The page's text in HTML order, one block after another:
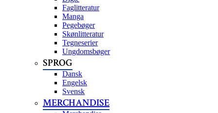
Faglitteratur
Manga
Pegebøger
Skønlitteratur
Tegneserier
Ungdomsbøger
SPROG
Dansk
Engelsk
Svensk
MERCHANDISE